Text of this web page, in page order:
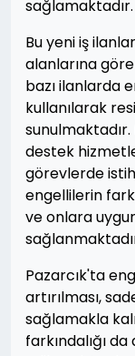
sağlamaktadır.
Bu yeni iş
alanlarına
bazı ilanlarda
kullanılarak
destek
görevlerde
engellilerin
ve onlara
Pazarcık'ta
artırılması,
sağlamakla
farkındalığı